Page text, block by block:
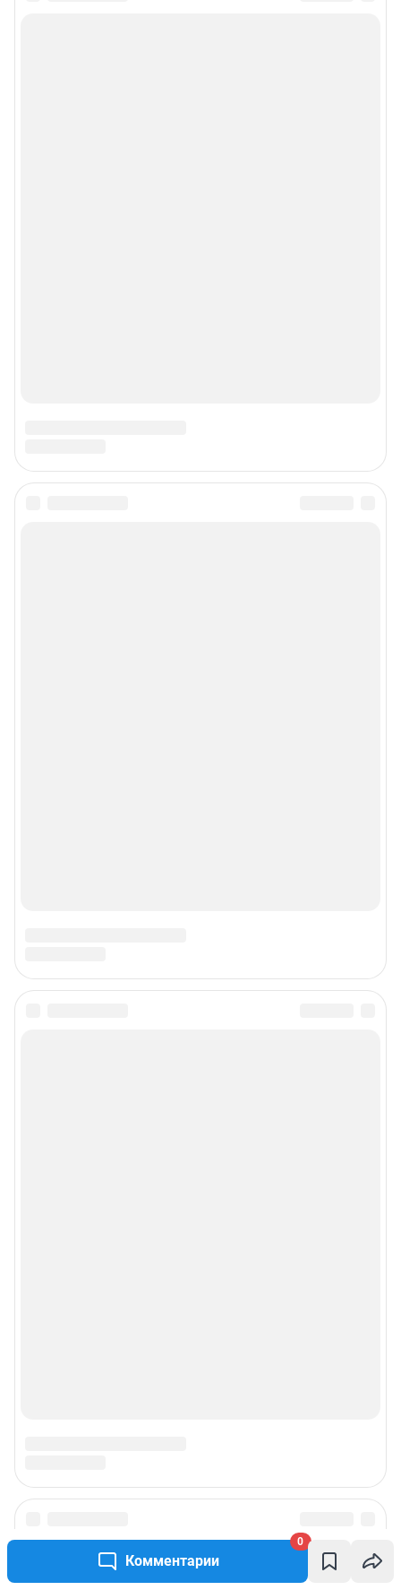
Комментарии
0
Подписаться на новости